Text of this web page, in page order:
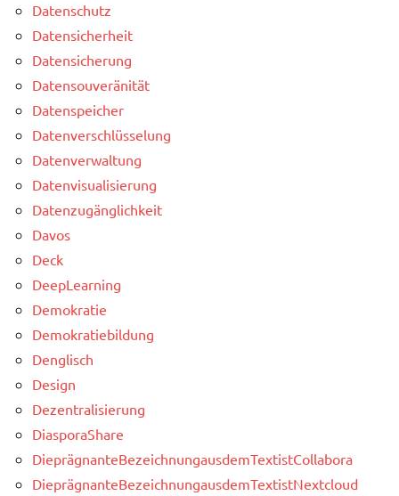
Datenschutz
Datensicherheit
Datensicherung
Datensouveränität
Datenspeicher
Datenverschlüsselung
Datenverwaltung
Datenvisualisierung
Datenzugänglichkeit
Davos
Deck
DeepLearning
Demokratie
Demokratiebildung
Denglisch
Design
Dezentralisierung
DiasporaShare
DieprägnanteBezeichnungausdemTextistCollabora
DieprägnanteBezeichnungausdemTextistNextcloud